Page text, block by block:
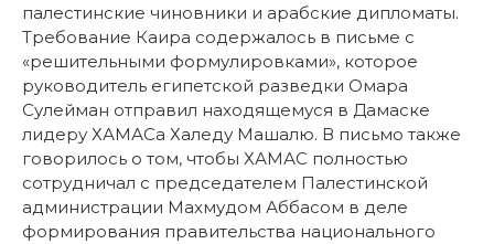
палестинские чиновники и арабские дипломаты.
Требование Каира содержалось в письме с
«решительными формулировками», которое
руководитель египетской разведки Омара
Сулейман отправил находящемуся в Дамаске
лидеру ХАМАСа Халеду Машалю. В письмо также
говорилось о том, чтобы ХАМАС полностью
сотрудничал с председателем Палестинской
администрации Махмудом Аббасом в деле
формирования правительства национального